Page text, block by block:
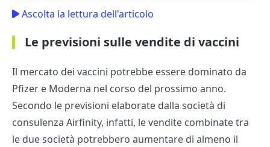
Ascolta la lettura dell'articolo
Le previsioni sulle vendite di vaccini
Il mercato dei vaccini potrebbe essere dominato da
Pfizer e Moderna nel corso del prossimo anno.
Secondo le previsioni elaborate dalla società di
consulenza Airfinity, infatti, le vendite combinate tra
le due società potrebbero aumentare di almeno il